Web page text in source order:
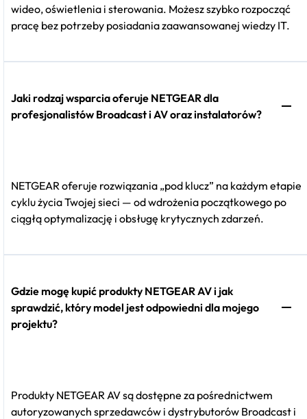
wideo, oświetlenia i sterowania. Możesz szybko rozpocząć
pracę bez potrzeby posiadania zaawansowanej wiedzy IT.
Jaki rodzaj wsparcia oferuje NETGEAR dla
profesjonalistów Broadcast i AV oraz instalatorów?
NETGEAR oferuje rozwiązania „pod klucz” na każdym etapie
cyklu życia Twojej sieci — od wdrożenia początkowego po
ciągłą optymalizację i obsługę krytycznych zdarzeń.
Gdzie mogę kupić produkty NETGEAR AV i jak
sprawdzić, który model jest odpowiedni dla mojego
projektu?
Produkty NETGEAR AV są dostępne za pośrednictwem
autoryzowanych sprzedawców i dystrybutorów Broadcast i